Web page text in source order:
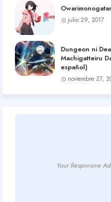
julio 29, 2017
Dungeon ni
Machigatteiru
español)
noviembre 27,
Your Responsive